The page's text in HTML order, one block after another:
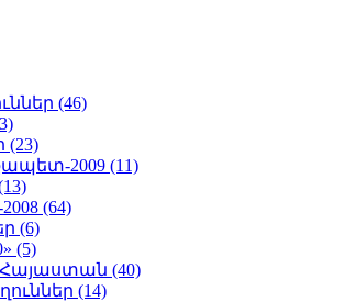
(46)
(23)
2009 (11)
(64)
(6)
(5)
(40)
(14)